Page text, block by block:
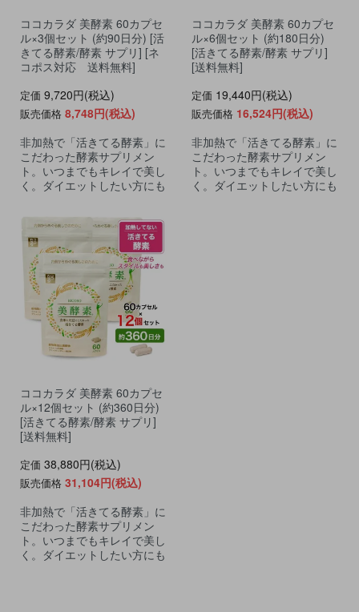
ココカラダ 美酵素 60カプセ
ル×3個セット (約90日分) [活
きてる酵素/酵素 サプリ] [ネ
コポス対応 送料無料]
定価 9,720円(税込)
販売価格 8,748円(税込)
非加熱で「活きてる酵素」に
こだわった酵素サプリメン
ト。いつまでもキレイで美し
く。ダイエットしたい方にも
ココカラダ 美酵素 60カプセ
ル×6個セット (約180日分)
[活きてる酵素/酵素 サプリ]
[送料無料]
定価 19,440円(税込)
販売価格 16,524円(税込)
非加熱で「活きてる酵素」に
こだわった酵素サプリメン
ト。いつまでもキレイで美し
く。ダイエットしたい方にも
ココカラダ 美酵素 60カプセ
ル×12個セット (約360日分)
[活きてる酵素/酵素 サプリ]
[送料無料]
定価 38,880円(税込)
販売価格 31,104円(税込)
非加熱で「活きてる酵素」に
こだわった酵素サプリメン
ト。いつまでもキレイで美し
く。ダイエットしたい方にも